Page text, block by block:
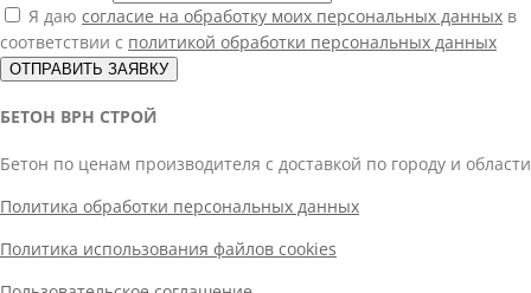
Я даю согласие на обработку моих персональных данных в
соответствии с политикой обработки персональных данных
ОТПРАВИТЬ ЗАЯВКУ
БЕТОН ВРН СТРОЙ
Бетон по ценам производителя с доставкой по городу и области
Политика обработки персональных данных
Политика использования файлов cookies